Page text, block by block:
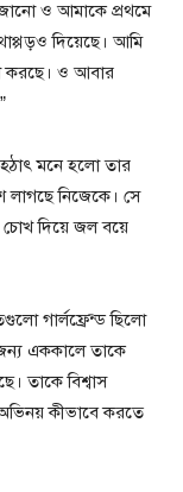
ও আমাকে প্রথমে
দিয়েছে। আমি
করছে। ও আবার
হঠাৎ মনে হলো তার
লাগছে নিজেকে। সে
চোখ দিয়ে জল বয়ে
গার্লফ্রেন্ড ছিলো
এককালে তাকে
তাকে বিশ্বাস
কীভাবে করতে